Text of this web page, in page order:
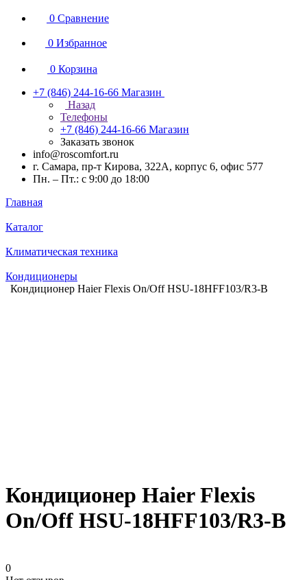
0 Сравнение
0 Избранное
0 Корзина
+7 (846) 244-16-66 Магазин
Назад
Телефоны
+7 (846) 244-16-66 Магазин
Заказать звонок
info@roscomfort.ru
г. Самара, пр-т Кирова, 322А, корпус 6, офис 577
Пн. – Пт.: с 9:00 до 18:00
Главная
Каталог
Климатическая техника
Кондиционеры
Кондиционер Haier Flexis On/Off HSU-18HFF103/R3-B
Кондиционер Haier Flexis
On/Off HSU-18HFF103/R3-B
0